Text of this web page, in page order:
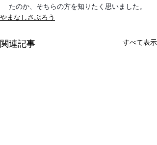
たのか、そちらの方を知りたく思いました。
やまなしさぶろう
関連記事 すべて表示